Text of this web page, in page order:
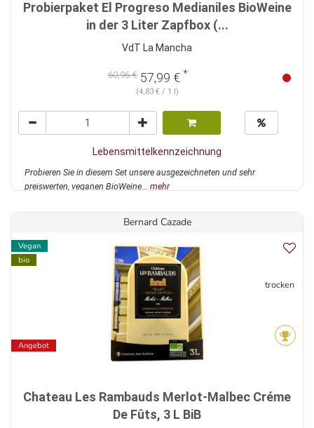
Probierpaket El Progreso Medianiles BioWeine
in der 3 Liter Zapfbox (...
VdT La Mancha
60,96 € 57,99 € *
(4,83 € / 1 l)
Lebensmittelkennzeichnung
Probieren Sie in diesem Set unsere ausgezeichneten und sehr
preiswerten, veganen BioWeine... mehr
Bernard Cazade
Vegan
bio
Angebot
trocken
Chateau Les Rambauds Merlot-Malbec Créme
De Fûts, 3 L BiB